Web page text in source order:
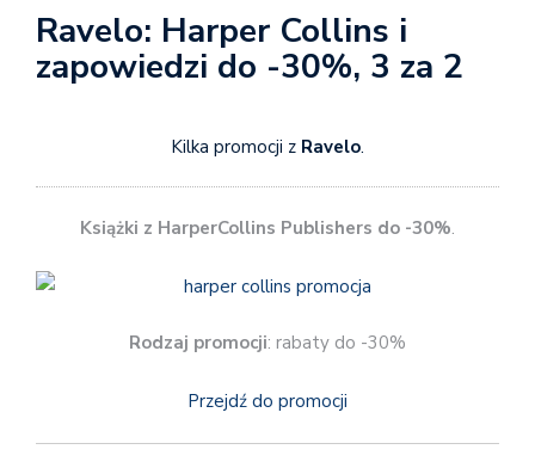
Ravelo: Harper Collins i
zapowiedzi do -30%, 3 za 2
Kilka promocji z Ravelo.
Książki z HarperCollins Publishers do -30%.
Rodzaj promocji: rabaty do -30%
Przejdź do promocji